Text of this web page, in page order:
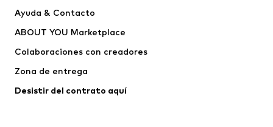
CR7 - Cristiano Ronaldo
Ayuda & Contacto
ABOUT YOU Marketplace
Colaboraciones con creadores
Zona de entrega
Desistir del contrato aquí